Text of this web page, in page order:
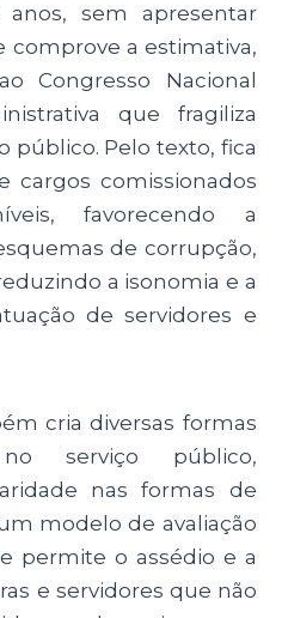
sem apresentar
a estimativa,
Congresso Nacional
que fragiliza
público. Pelo texto, fica
cargos comissionados
favorecendo a
de corrupção,
a isonomia e a
de servidores e
cria diversas formas
serviço público,
nas formas de
modelo de avaliação
permite o assédio e a
e servidores que não